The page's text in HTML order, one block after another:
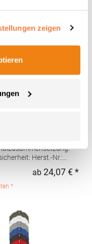
zeigen
Knöpfen Ton-in-Ton
Herst.-Nr.:
Deutschland E-Mail: info@promodoro.de
ab 24,07 € *
*